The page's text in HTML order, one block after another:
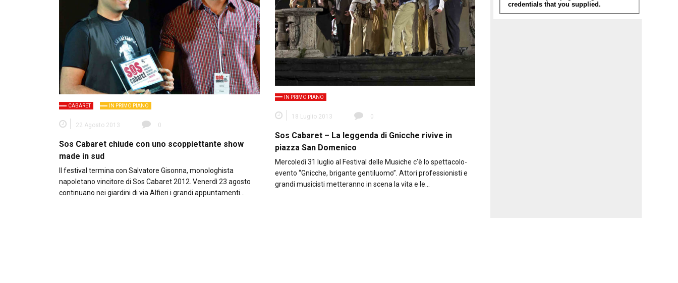
CABARET IN PRIMO PIANO
22 Agosto 2013 0
Sos Cabaret chiude con uno scoppiettante show
made in sud
Il festival termina con Salvatore Gisonna, monologhista
napoletano vincitore di Sos Cabaret 2012. Venerdì 23 agosto
continuano nei giardini di via Alfieri i grandi appuntamenti…
IN PRIMO PIANO
18 Luglio 2013 0
Sos Cabaret – La leggenda di Gnicche rivive in
piazza San Domenico
Mercoledì 31 luglio al Festival delle Musiche c’è lo spettacolo-
evento “Gnicche, brigante gentiluomo”. Attori professionisti e
grandi musicisti metteranno in scena la vita e le…